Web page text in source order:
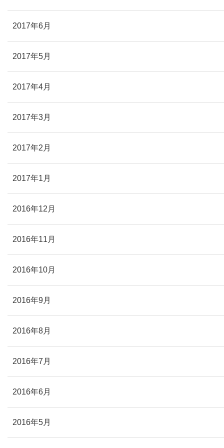
2017年6月
2017年5月
2017年4月
2017年3月
2017年2月
2017年1月
2016年12月
2016年11月
2016年10月
2016年9月
2016年8月
2016年7月
2016年6月
2016年5月